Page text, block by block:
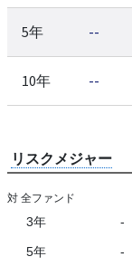
5年 --
10年 --
リスクメジャー
対 全ファンド
3年 -
5年 -